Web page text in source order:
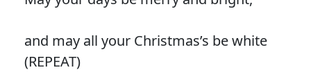
and may all your Christmas’s be white
(REPEAT)